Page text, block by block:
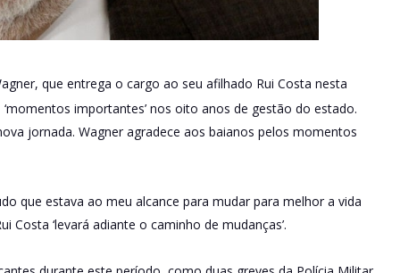
que entrega o cargo ao seu afilhado Rui Costa nesta
importantes’ nos oito anos de gestão do estado.
jornada. Wagner agradece aos baianos pelos momentos
que estava ao meu alcance para mudar para melhor a vida
Costa ‘levará adiante o caminho de mudanças’.